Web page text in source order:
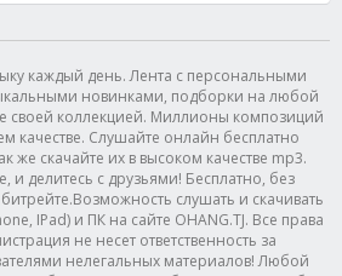
каждый день. Лента с персональными
новинками, подборки на любой
своей коллекцией. Миллионы композиций
качестве. Слушайте онлайн бесплатно
же скачайте их в высоком качестве mp3.
и делитесь с друзьями! Бесплатно, без
слушать и скачивать
IPad) и ПК на сайте OHANG.TJ. Все права
не несет ответственность за
нелегальных материалов! Любой